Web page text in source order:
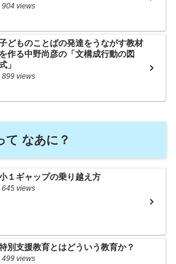
904 views
どものことばの発達をうながす教材
を作る中野尚彦の「文構成行動の図
」
899 views
て なあに？
１ギャップの乗り越え方
645 views
別支援教育とはどういう教育か？
499 views